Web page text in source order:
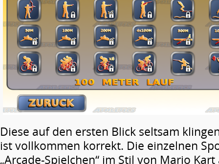
Diese auf den ersten Blick seltsam
ist vollkommen korrekt. Die einzelnen
„Arcade-Spielchen“ im Stil von Mario